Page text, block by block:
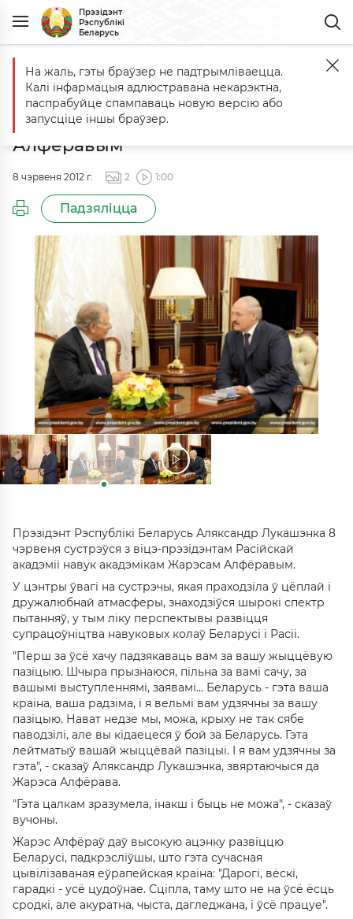
Прэзідэнт
Рэспублікі
Беларусь
Галоўная Падзеі Сустрэча з віцэ-прэзідэнтам Расійскай
Сустрэча з віцэ-прэзідэнтам
Расійскай акадэміі навук Жарэсам
Алфёравым
8 чэрвеня 2012 г. 2 1:00
Падзяліцца
Прэзідэнт Рэспублікі Беларусь Аляксандр Лукашэнка 8
чэрвеня сустрэўся з віцэ-прэзідэнтам Расійскай
акадэміі навук акадэмікам Жарэсам Алфёравым.
У цэнтры ўвагі на сустрэчы, якая праходзіла ў цёплай і
дружалюбнай атмасферы, знаходзіўся шырокі спектр
пытанняў, у тым ліку перспектывы развіцця
супрацоўніцтва навуковых колаў Беларусі і Расіі.
"Перш за ўсё хачу падзякаваць вам за вашу жыццёвую
пазіцыю. Шчыра прызнаюся, пільна за вамі сачу, за
вашымі выступленнямі, заявамі... Беларусь - гэта ваша
краіна, ваша радзіма, і я вельмі вам удзячны за вашу
пазіцыю. Нават недзе мы, можа, крыху не так сябе
паводзілі, але вы кідаецеся ў бой за Беларусь. Гэта
лейтматыў вашай жыццёвай пазіцыі. І я вам удзячны за
гэта", - сказаў Аляксандр Лукашэнка, звяртаючыся да
Жарэса Алфёрава.
"Гэта цалкам зразумела, інакш і быць не можа", - сказаў
вучоны.
Жарэс Алфёраў даў высокую ацэнку развіццю
Беларусі, падкрэсліўшы, што гэта сучасная
цывілізаваная еўрапейская краіна: "Дарогі, вёскі,
гарадкі - усё цудоўнае. Сціпла, таму што не на ўсё ёсць
сродкі, але акуратна, чыста, дагледжана, і ўсё працуе".
На жаль, гэты браўзер не падтрымліваецца.
Калі інфармацыя адлюстравана некарэктна,
паспрабуйце спампаваць новую версію або
запусціце іншы браўзер.